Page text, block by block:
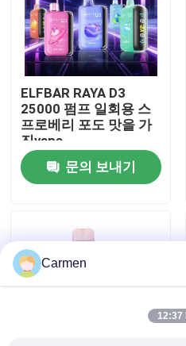
회사 소개
공장 투어
품질 관리
연락처
견적 요청
보졸 배스
ELFBAR RAYA D3
25000 펌프 일회용 스
프로베리 포도 맛을 가
진vape
문의 보내기
Carmen
12:37